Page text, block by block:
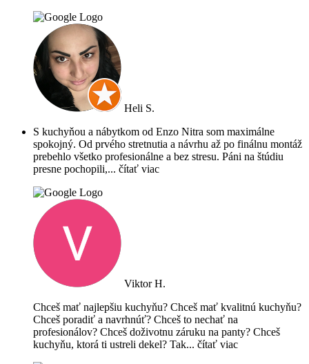
Heli S.
S kuchyňou a nábytkom od Enzo Nitra som maximálne
spokojný. Od prvého stretnutia a návrhu až po finálnu montáž
prebehlo všetko profesionálne a bez stresu. Páni na štúdiu
presne pochopili,... čítať viac
Viktor H.
Chceš mať najlepšiu kuchyňu? Chceš mať kvalitnú kuchyňu?
Chceš poradiť a navrhnúť? Chceš to nechať na
profesionálov? Chceš doživotnu záruku na panty? Chceš
kuchyňu, ktorá ti ustreli dekel? Tak... čítať viac